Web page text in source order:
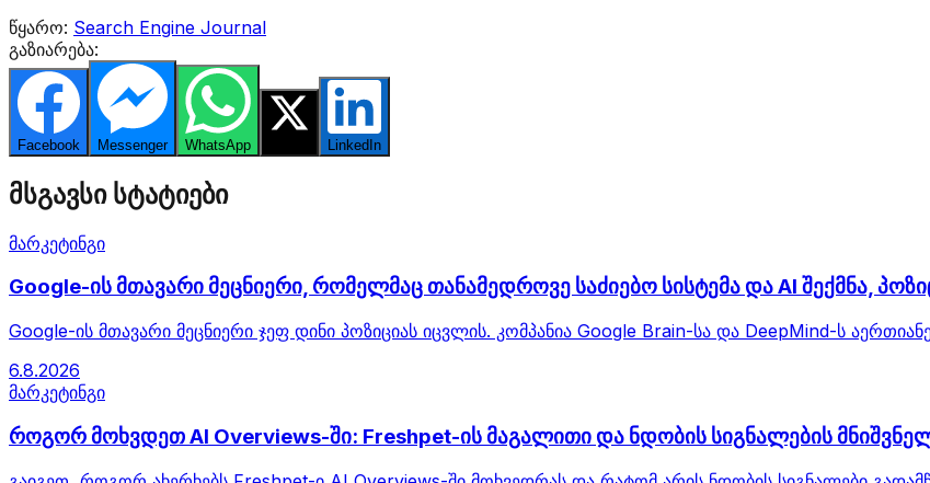
წყარო: Search Engine Journal
გაზიარება:
Facebook Messenger WhatsApp LinkedIn
მსგავსი სტატიები
მარკეტინგი
Google-ის მთავარი მეცნიერი, რომელმაც თანამედროვე საძიებო სისტემა და AI შექმნა,
Google-ის მთავარი მეცნიერი ჯეფ დინი პოზიციას იცვლის. კომპანია Google Brain-სა და DeepMind-ს
6.8.2026
მარკეტინგი
როგორ მოხვდეთ AI Overviews-ში: Freshpet-ის მაგალითი და ნდობის სიგნალების